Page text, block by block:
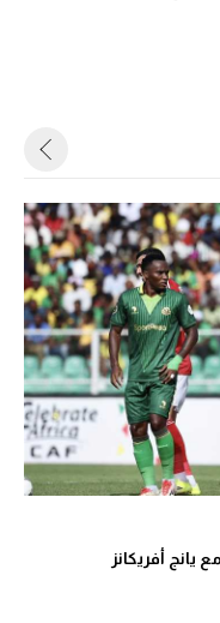
يانج أفريكانز